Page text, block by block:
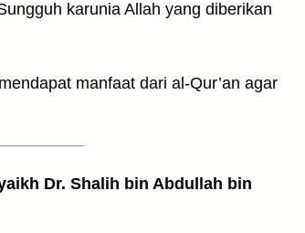
karunia Allah yang diberikan
manfaat dari al-Qur’an agar
Dr. Shalih bin Abdullah bin